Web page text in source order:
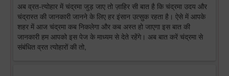
अब व्रत-त्योहार में चंद्रमा जुड़ जाए तो ज़ाहिर सी बात है कि चंद्रमा उदय और
चंद्रास्त की जानकारी जानने के लिए हर इंसान उत्सुक रहता है। ऐसे में आपके
शहर में आज चंद्रमा कब निकलेगा और कब अस्त हो जाएगा इस बात की
जानकारी हम आपको इस पेज के माध्यम से देते रहेंगे। अब बात करें चंद्रमा से
संबंधित व्रत त्योहारों की तो,